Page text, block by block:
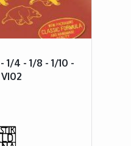
1/4 - 1/8 - 1/10 -